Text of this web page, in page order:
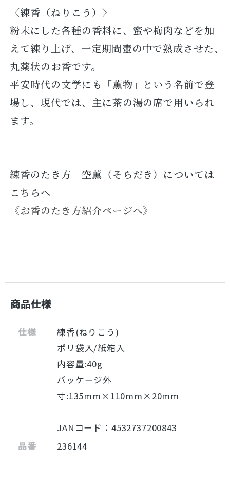
〈練香（ねりこう）〉
粉末にした各種の香料に、蜜や梅肉などを加
えて練り上げ、一定期間壺の中で熟成させた、
丸薬状のお香です。
平安時代の文学にも「薫物」という名前で登
場し、現代では、主に茶の湯の席で用いられ
ます。
練香のたき方 空薫（そらだき）については
こちらへ
《お香のたき方紹介ページへ》
商品仕様
仕様
練香(ねりこう)
ポリ袋入/紙箱入
内容量:40g
パッケージ外
寸:135mm×110mm×20mm
JANコード：4532737200843
品番
236144